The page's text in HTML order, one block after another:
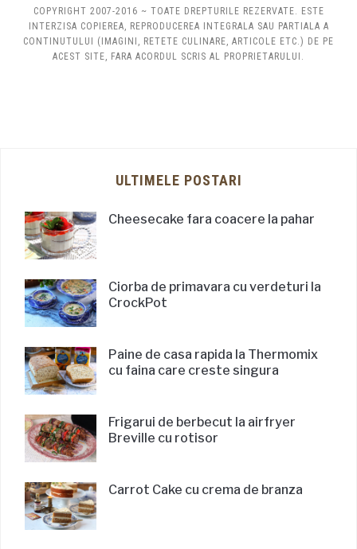
COPYRIGHT 2007-2016 ~ TOATE DREPTURILE REZERVATE. ESTE
INTERZISA COPIEREA, REPRODUCEREA INTEGRALA SAU PARTIALA A
CONTINUTULUI (IMAGINI, RETETE CULINARE, ARTICOLE ETC.) DE PE
ACEST SITE, FARA ACORDUL SCRIS AL PROPRIETARULUI.
ULTIMELE POSTARI
Cheesecake fara coacere la pahar
Ciorba de primavara cu verdeturi la
CrockPot
Paine de casa rapida la Thermomix
cu faina care creste singura
Frigarui de berbecut la airfryer
Breville cu rotisor
Carrot Cake cu crema de branza